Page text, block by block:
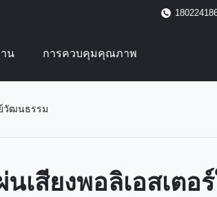
น การควบคุมคุณภาพ
วัฒนธรรม
นเสียงพอลิเอสเตอ